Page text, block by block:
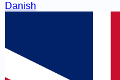
Danish